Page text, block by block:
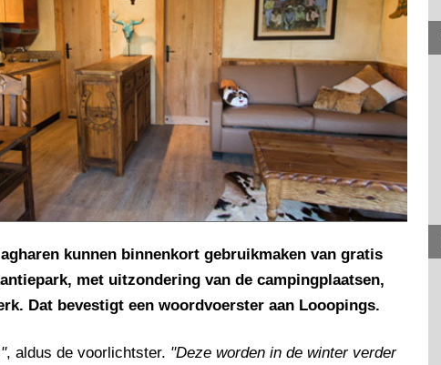
kunnen binnenkort gebruikmaken van gratis
met uitzondering van de campingplaatsen,
Dat bevestigt een woordvoerster aan Looopings.
, aldus de voorlichtster. "Deze worden in de winter verder